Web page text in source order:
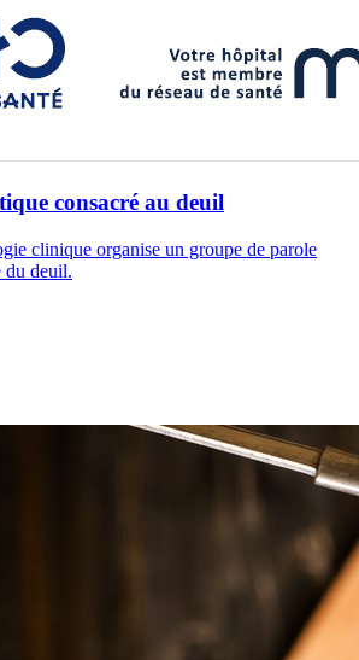
consacré au deuil
clinique organise un groupe de parole
du deuil.